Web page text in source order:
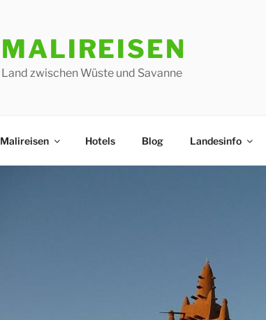
MALIREISEN
Land zwischen Wüste und Savanne
Malireisen Hotels Blog Landesinfo